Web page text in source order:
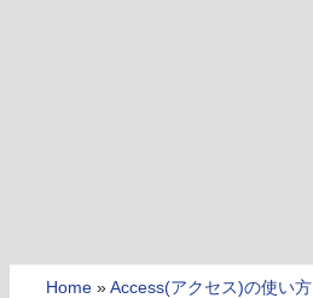
Home » Access(アクセス)の使い方